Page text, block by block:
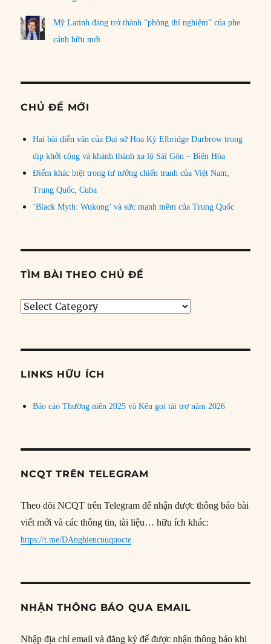
Mỹ Latinh đang trở thành “phòng thí nghiệm” của phe
cánh hữu mới
CHỦ ĐỀ MỚI
Hai bài diễn văn của Đại sứ Hoa Kỳ Elbridge Durbrow trong
dịp khởi công và khánh thành xa lộ Sài Gòn – Biên Hòa
Điểm khác biệt trong tư tưởng chiến tranh của Việt Nam,
Trung Quốc, Cuba
‘Black Myth: Wukong’ và sức mạnh mềm của Trung Quốc
TÌM BÀI THEO CHỦ ĐỀ
Tìm
đề
LINKS HỮU ÍCH
Báo cáo Thường niên 2025 và Kêu gọi tài trợ năm 2026
NCQT TRÊN TELEGRAM
Theo dõi NCQT trên Telegram để nhận được thông báo bài
viết mới và các thông tin, tài liệu… hữu ích khác:
https://t.me/DAnghiencuuquocte
NHẬN THÔNG BÁO QUA EMAIL
Nhập địa chỉ email và đăng ký để được nhận thông báo khi